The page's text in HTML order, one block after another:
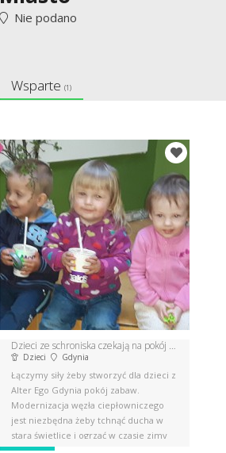
Nie podano
Wsparte (1)
Dzieci ze schroniska czekają na pokój zabaw!
Dzieci Gdynia
Łączymy siły żeby stworzyć dla dzieci z
Alter Ego Gdynia pokój zabaw.
Modernizacja węzła ciepłowniczego
jest niezbędna żeby tchnąć ducha w
starą świetlice i ogrzać w czasie zimy